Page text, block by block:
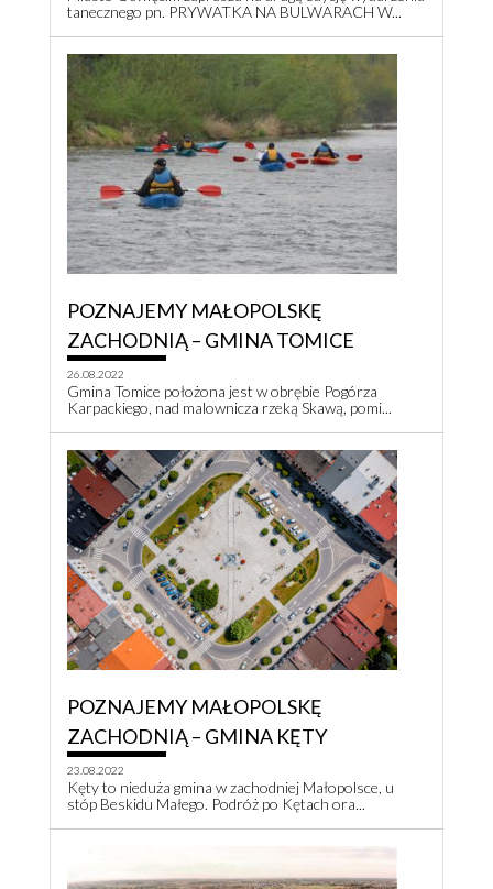
tanecznego pn. PRYWATKA NA BULWARACH W...
POZNAJEMY MAŁOPOLSKĘ
ZACHODNIĄ – GMINA TOMICE
26.08.2022
Gmina Tomice położona jest w obrębie Pogórza
Karpackiego, nad malownicza rzeką Skawą, pomi...
POZNAJEMY MAŁOPOLSKĘ
ZACHODNIĄ – GMINA KĘTY
23.08.2022
Kęty to nieduża gmina w zachodniej Małopolsce, u
stóp Beskidu Małego. Podróż po Kętach ora...